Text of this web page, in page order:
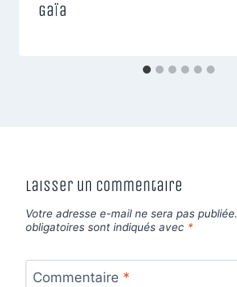
Gaïa
Laisser un commentaire
Votre adresse e-mail ne sera pas publiée.
obligatoires sont indiqués avec *
Commentaire *